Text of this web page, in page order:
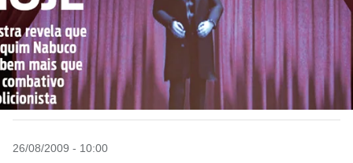
26/08/2009 - 10:00